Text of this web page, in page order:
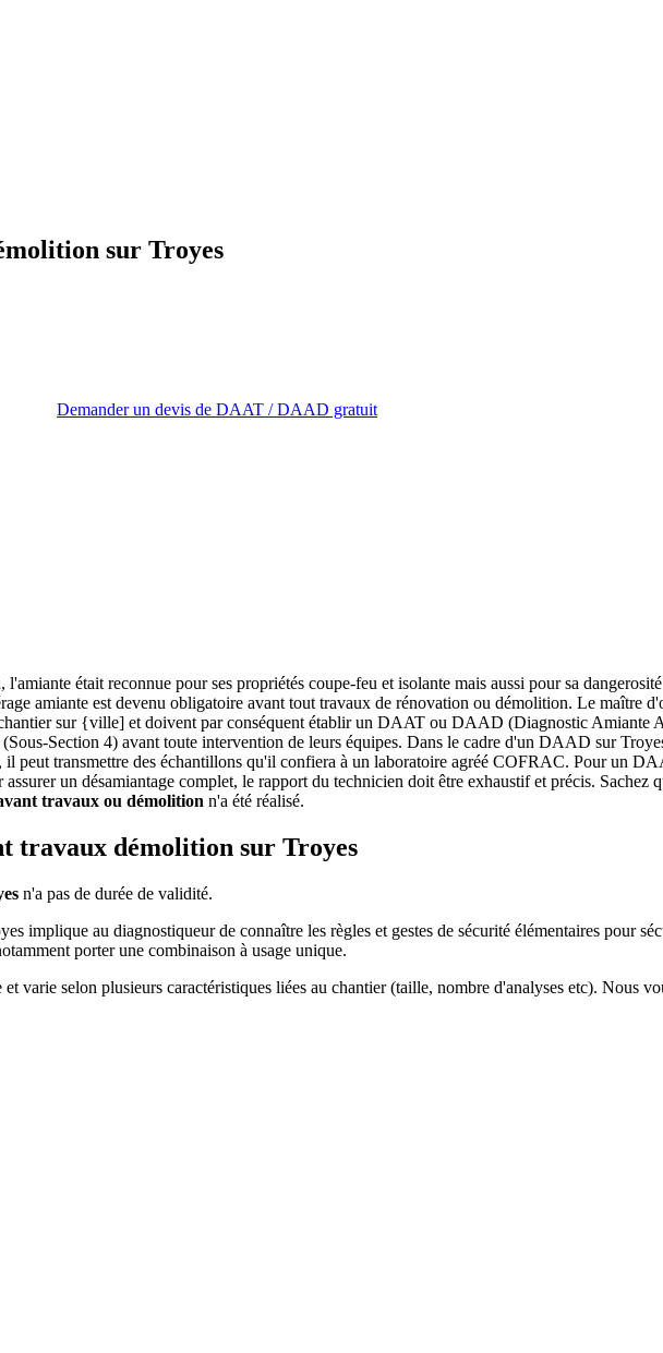
sur Troyes
Demander un devis de DAAT / DAAD gratuit
était reconnue pour ses propriétés coupe-feu et isolante mais aussi pour sa
amiante est devenu obligatoire avant tout travaux de rénovation ou démolition. Le maître
chantier sur {ville] et doivent par conséquent établir un DAAT ou DAAD (Diagnostic Amiante
Section 4) avant toute intervention de leurs équipes. Dans le cadre d'un DAAD sur
peut transmettre des échantillons qu'il confiera à un laboratoire agréé COFRAC. Pour un
un désamiantage complet, le rapport du technicien doit être exhaustif et précis. Sachez
travaux ou démolition n'a été réalisé.
travaux démolition sur Troyes
n'a pas de durée de validité.
implique au diagnostiqueur de connaître les règles et gestes de sécurité élémentaires pour
porter une combinaison à usage unique.
varie selon plusieurs caractéristiques liées au chantier (taille, nombre d'analyses etc). Nous